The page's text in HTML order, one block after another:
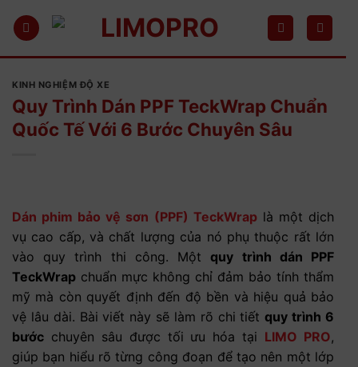
qua
KINH NGHIỆM ĐỘ XE
Quy Trình Dán PPF TeckWrap Chuẩn
Quốc Tế Với 6 Bước Chuyên Sâu
Dán phim bảo vệ sơn (PPF) TeckWrap là một dịch
vụ cao cấp, và chất lượng của nó phụ thuộc rất lớn
vào quy trình thi công. Mộtquy trình dán PPF
TeckWrap chuẩn mực không chỉ đảm bảo tính thẩm
mỹ mà còn quyết định đến độ bền và hiệu quả bảo
vệ lâu dài. Bài viết này sẽ làm rõ chi tiếtquy trình 6
bước chuyên sâu được tối ưu hóa tại LIMO PRO,
giúp bạn hiểu rõ từng công đoạn để tạo nên một lớp